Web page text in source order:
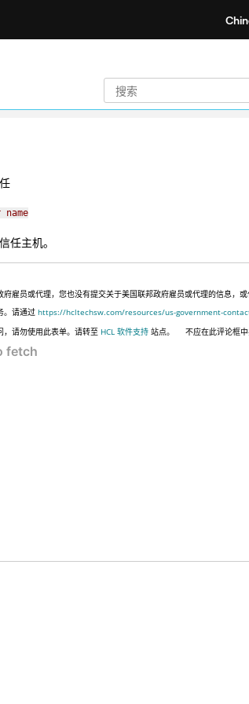
任主机。
雇员或代理，您也没有提交关于美国联邦政府雇员或代理的信息，
。请通过https://hcltechsw.com/resources/us-government-
，请勿使用此表单。请转至 HCL 软件支持 站点。 不应在此评论框